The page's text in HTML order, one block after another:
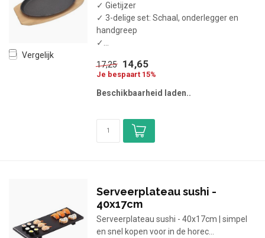
Vergelijk
✓ Gietijzer
✓ 3-delige set: Schaal, onderlegger en
handgreep
✓...
17,25 14,65
Je bespaart 15%
Beschikbaarheid laden..
Serveerplateau sushi -
40x17cm
Serveerplateau sushi - 40x17cm | simpel
en snel kopen voor in de horec...